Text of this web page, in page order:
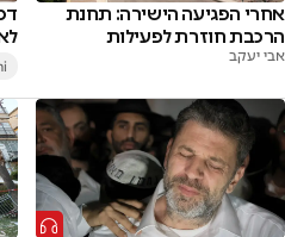
אחרי הפגיעה הישירה: תחנת
הרכבת חוזרת לפעילות
אבי יעקב